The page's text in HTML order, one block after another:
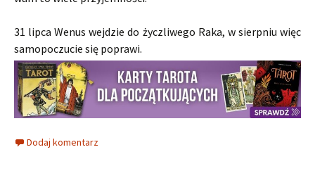
31 lipca Wenus wejdzie do życzliwego Raka, w sierpniu więc
samopoczucie się poprawi.
Dodaj komentarz